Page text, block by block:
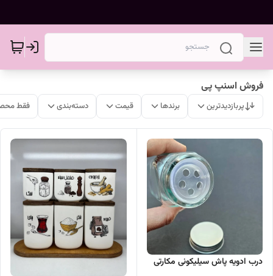
فروش اسنپ پی
پربازدیدترین برندها قیمت دسته‌بندی فقط
درب ادویه پاش سیلیکونی مکارتی